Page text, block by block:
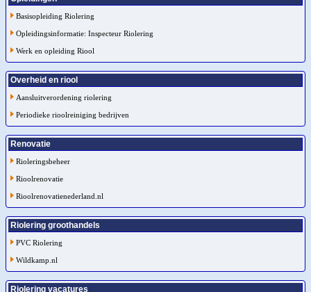
Basisopleiding Riolering
Opleidingsinformatie: Inspecteur Riolering
Werk en opleiding Riool
Overheid en riool
Aansluitverordening riolering
Periodieke rioolreiniging bedrijven
Renovatie
Rioleringsbeheer
Rioolrenovatie
Rioolrenovatienederland.nl
Riolering groothandels
PVC Riolering
Wildkamp.nl
Riolering vacatures